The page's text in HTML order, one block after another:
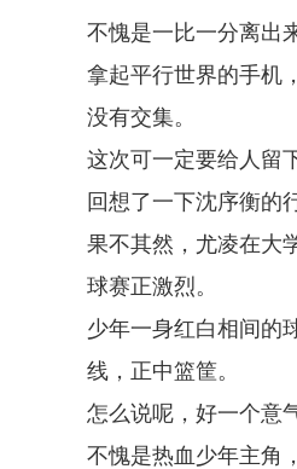
不愧是一比一分离出
拿起平行世界的手机
没有交集。
这次可一定要给人留
回想了一下沈序衡的
果不其然，尤凌在大
球赛正激烈。
少年一身红白相间的
线，正中篮筐。
怎么说呢，好一个意
不愧是热血少年主角